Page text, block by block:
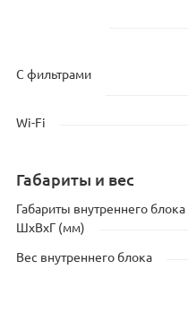
С фильтрами
Wi-Fi
Габариты и вес
Габариты внутреннего блока
ШхВхГ (мм)
Вес внутреннего блока